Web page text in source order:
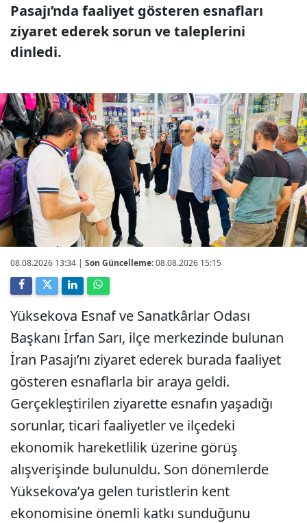
Pasajı’nda faaliyet gösteren esnafları
ziyaret ederek sorun ve taleplerini
dinledi.
08.08.2026 13:34 | Son Güncelleme:08.08.2026 15:15
Yüksekova Esnaf ve Sanatkârlar Odası
Başkanı İrfan Sarı, ilçe merkezinde bulunan
İran Pasajı’nı ziyaret ederek burada faaliyet
gösteren esnaflarla bir araya geldi.
Gerçekleştirilen ziyarette esnafın yaşadığı
sorunlar, ticari faaliyetler ve ilçedeki
ekonomik hareketlilik üzerine görüş
alışverişinde bulunuldu. Son dönemlerde
Yüksekova’ya gelen turistlerin kent
ekonomisine önemli katkı sunduğunu